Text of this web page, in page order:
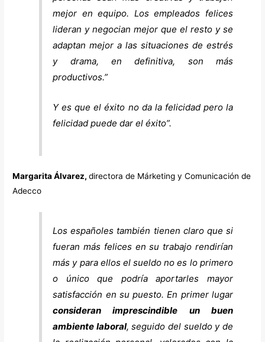
mejor en equipo. Los empleados felices
lideran y negocian mejor que el resto y se
adaptan mejor a las situaciones de estrés
y drama, en definitiva, son más
productivos.”
Y es que el éxito no da la felicidad pero la
felicidad puede dar el éxito”.
Margarita Álvarez,directora de Márketing y Comunicación de
Adecco
Los españoles también tienen claro que si
fueran más felices en su trabajo rendirían
más y para ellos el sueldo no es lo primero
o único que podría aportarles mayor
satisfacción en su puesto. En primer lugar
consideran imprescindible un buen
ambiente laboral, seguido del sueldo y de